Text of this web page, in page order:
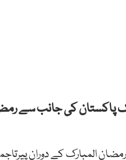
کی جانب سے